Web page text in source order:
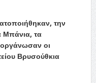
την
Μπάνια, τα
οι
Βρυσούθκια